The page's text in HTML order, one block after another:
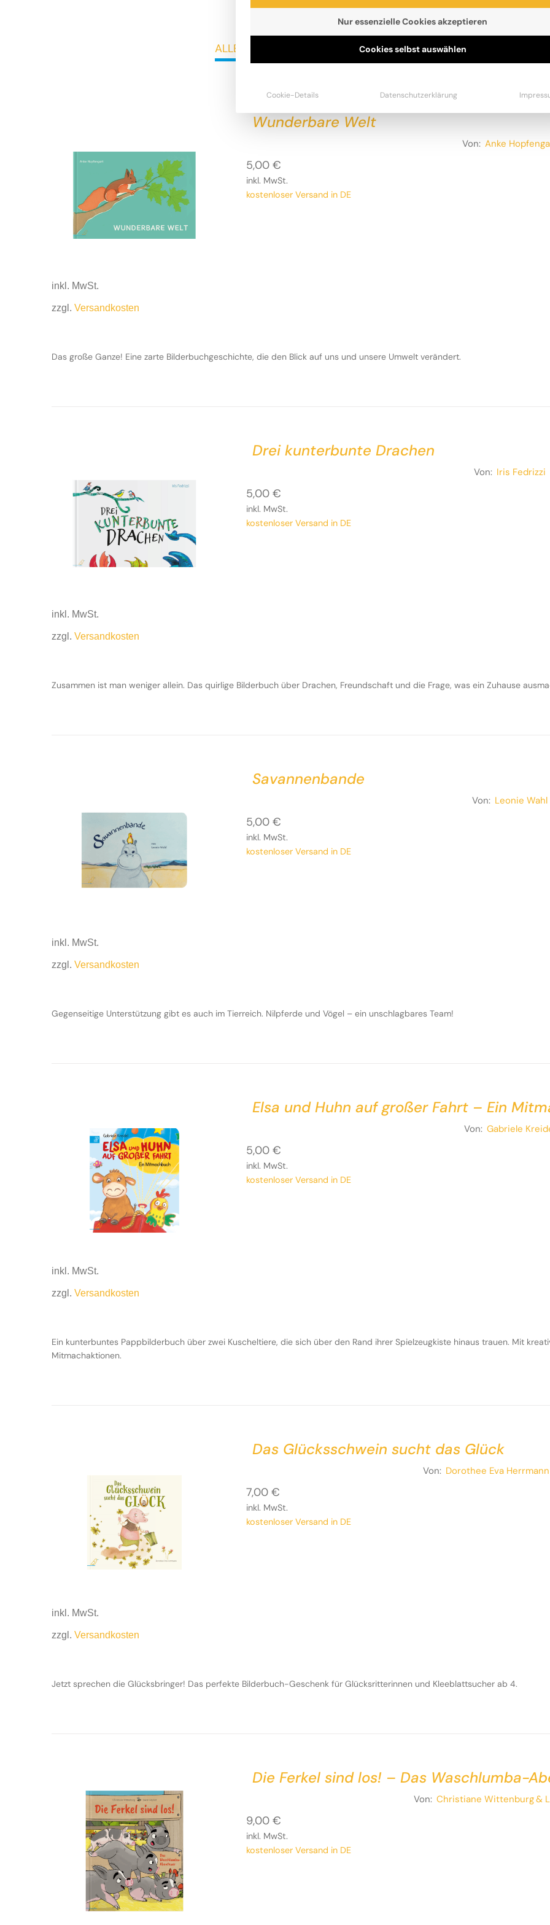
ALLE BÜCHER PAKETE
Wunderbare Welt
Von: Anke
5,00€
inkl. MwSt.
kostenloser Versand in DE
inkl. MwSt.
zzgl.Versandkosten
Das große Ganze! Eine zarte Bilderbuchgeschichte, die den Blick auf uns und unsere Umwelt verändert.
Drei kunterbunte Drachen
Von: Iris Fedrizzi
5,00€
inkl. MwSt.
kostenloser Versand in DE
inkl. MwSt.
zzgl.Versandkosten
Zusammen ist man weniger allein. Das quirlige Bilderbuch über Drachen, Freundschaft und die Frage, was ein Zuhause
Savannenbande
Von: Leonie Wahl
5,00€
inkl. MwSt.
kostenloser Versand in DE
inkl. MwSt.
zzgl.Versandkosten
Gegenseitige Unterstützung gibt es auch im Tierreich. Nilpferde und Vögel – ein unschlagbares Team!
Elsa und Huhn auf großer Fahrt – Ein
Von: Gabriele
5,00€
inkl. MwSt.
kostenloser Versand in DE
inkl. MwSt.
zzgl.Versandkosten
Ein kunterbuntes Pappbilderbuch über zwei Kuscheltiere, die sich über den Rand ihrer Spielzeugkiste hinaus trauen. Mit
Mitmachaktionen.
Das Glücksschwein sucht das Glück
Von: Dorothee Eva
7,00€
inkl. MwSt.
kostenloser Versand in DE
inkl. MwSt.
zzgl.Versandkosten
Jetzt sprechen die Glücksbringer! Das perfekte Bilderbuch-Geschenk für Glücksritterinnen und Kleeblattsucher ab 4.
Die Ferkel sind los! – Das Waschlumba-
Von: Christiane Wittenburg&
9,00€
inkl. MwSt.
kostenloser Versand in DE
Nur essenzielle Cookies akzeptieren
Cookies selbst auswählen
Cookie-Details Datenschutzerklärung